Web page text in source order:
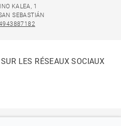
KALEA, 1
SEBASTIÁN
LES RÉSEAUX SOCIAUX